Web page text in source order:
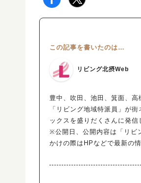
この記事を書いたのは…
リビング北摂Web
豊中、吹田、池田、箕面、
「リビング地域特派員」が
ックスを盛りだくさんに発信
※公開日、公開内容は「リビ
かけの際はHPなどで最新の